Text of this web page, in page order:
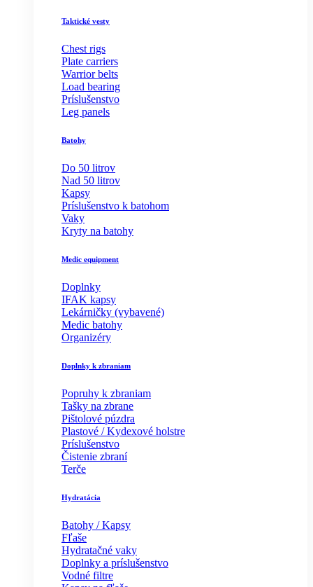
Taktické vesty
Chest rigs
Plate carriers
Warrior belts
Load bearing
Príslušenstvo
Leg panels
Batohy
Do 50 litrov
Nad 50 litrov
Kapsy
Príslušenstvo k batohom
Vaky
Kryty na batohy
Medic equipment
Doplnky
IFAK kapsy
Lekárničky (vybavené)
Medic batohy
Organizéry
Doplnky k zbraniam
Popruhy k zbraniam
Tašky na zbrane
Pištolové púzdra
Plastové / Kydexové holstre
Príslušenstvo
Čistenie zbraní
Terče
Hydratácia
Batohy / Kapsy
Fľaše
Hydratačné vaky
Doplnky a príslušenstvo
Vodné filtre